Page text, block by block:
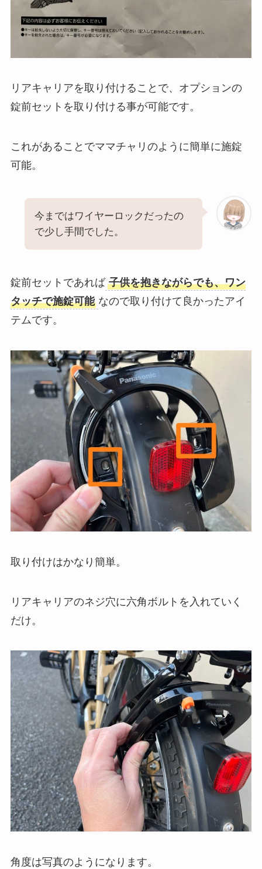
リアキャリアを取り付けることで、オプションの
錠前セットを取り付ける事が可能です。
これがあることでママチャリのように簡単に施錠
可能。
今まではワイヤーロックだったの
で少し手間でした。
錠前セットであれば 子供を抱きながらでも、ワン
タッチで施錠可能 なので取り付けて良かったアイ
テムです。
取り付けはかなり簡単。
リアキャリアのネジ穴に六角ボルトを入れていく
だけ。
角度は写真のようになります。